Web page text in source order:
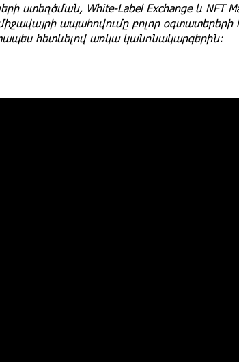
ստեղծման, White-Label Exchange և NFT
ապահովումը բոլոր
հետևելով առկա կանոնակարգերին։